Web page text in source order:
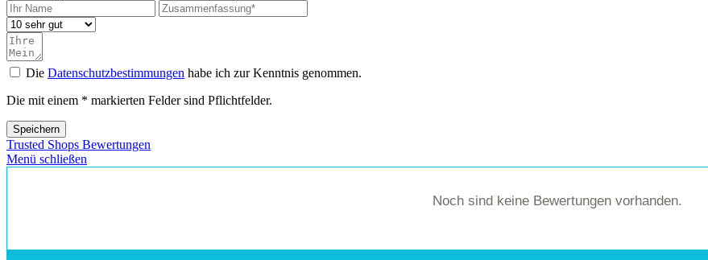
Die Datenschutzbestimmungen habe ich zur Kenntnis genommen.
Die mit einem * markierten Felder sind Pflichtfelder.
Speichern
Trusted Shops Bewertungen
Menü schließen
Noch sind keine Bewertungen vorhanden.